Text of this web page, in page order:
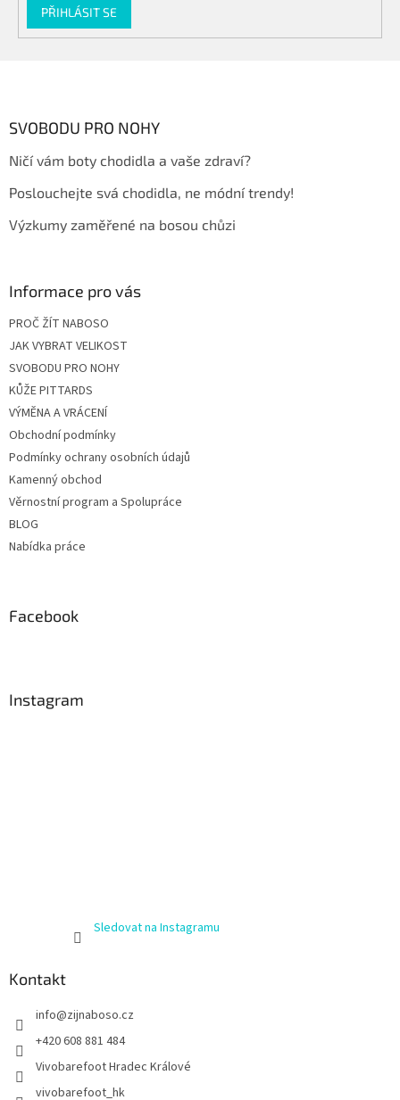
PŘIHLÁSIT SE
SVOBODU PRO NOHY
Ničí vám boty chodidla a vaše zdraví?
Poslouchejte svá chodidla, ne módní trendy!
Výzkumy zaměřené na bosou chůzi
Informace pro vás
PROČ ŽÍT NABOSO
JAK VYBRAT VELIKOST
SVOBODU PRO NOHY
KŮŽE PITTARDS
VÝMĚNA A VRÁCENÍ
Obchodní podmínky
Podmínky ochrany osobních údajů
Kamenný obchod
Věrnostní program a Spolupráce
BLOG
Nabídka práce
Facebook
Instagram
Sledovat na Instagramu
Kontakt
info@zijnaboso.cz
+420 608 881 484
Vivobarefoot Hradec Králové
vivobarefoot_hk